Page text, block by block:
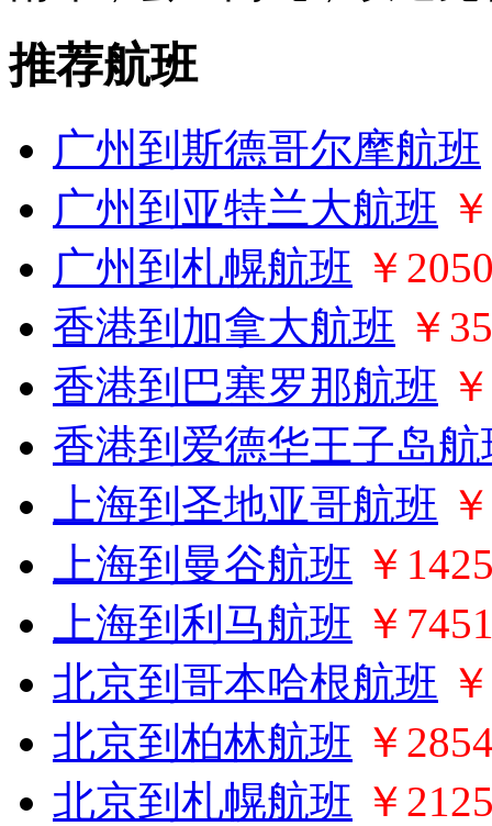
推荐航班
广州到斯德哥尔摩航班
广州到亚特兰大航班
广州到札幌航班 ￥
香港到加拿大航班 ￥
香港到巴塞罗那航班
香港到爱德华王子岛航
上海到圣地亚哥航班
上海到曼谷航班 ￥
上海到利马航班 ￥
北京到哥本哈根航班
北京到柏林航班 ￥
北京到札幌航班 ￥